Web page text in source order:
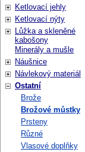
Ketlovací jehly
Ketlovací nýty
Lůžka a skleněné
kabošony
Minerály a mušle
Náušnice
Návlekový materiál
Ostatní
Brože
Brožové můstky
Prsteny
Různé
Vlasové doplňky